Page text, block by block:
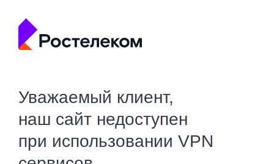
Уважаемый клиент,
наш сайт недоступен
при использовании VPN